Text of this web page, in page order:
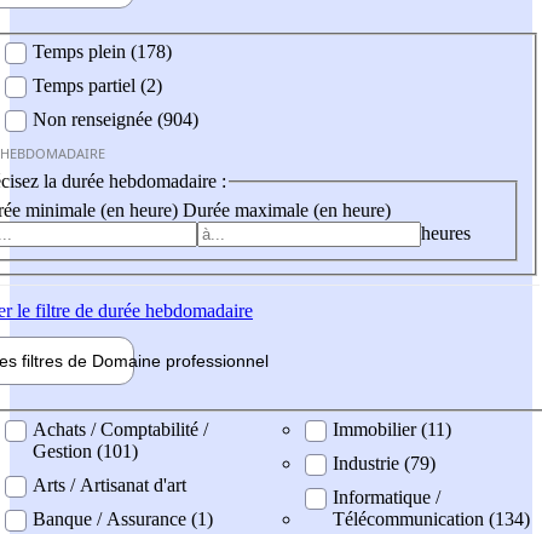
Temps plein (178)
Temps partiel (2)
Non renseignée (904)
la durée hebdomadaire :
minimale (en heure) Durée maximale (en heure)
heures
le filtre de durée hebdomadaire
filtres de Domaine professionnel
professionel
Achats / Comptabilité /
Gestion (101)
Arts / Artisanat d'art
Banque / Assurance (1)
Immobilier (11)
Industrie (79)
Informatique /
Télécommunication (134)